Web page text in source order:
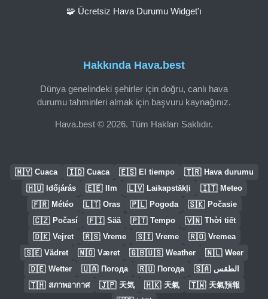
Hakkında Hava.best
Dünya genelindeki şehirler için doğru, canlı hava
durumu tahminleri almak için başvuru kaynağınız.
Hava.best © 2026. Tüm Hakları Saklıdır.
🧩 Ücretsiz Hava Durumu Widget'ı
🇲🇾 Cuaca 🇮🇩 Cuaca 🇪🇸 El tiempo 🇹🇷 Hava durumu
🇭🇺 Időjárás 🇪🇪 Ilm 🇱🇻 Laikapstākļi 🇮🇹 Meteo
🇫🇷 Météo 🇱🇹 Oras 🇵🇱 Pogoda 🇸🇰 Počasie
🇨🇿 Počasí 🇫🇮 Sää 🇵🇹 Tempo 🇻🇳 Thời tiết
🇩🇰 Vejret 🇷🇸 Vreme 🇸🇮 Vreme 🇷🇴 Vremea
🇸🇪 Vädret 🇳🇴 Været 🇬🇧🇺🇸 Weather 🇳🇱 Weer
🇩🇪 Wetter 🇺🇦 Погода 🇷🇺 Погода 🇸🇦 الطقس
🇹🇭 สภาพอากาศ 🇯🇵 天気 🇭🇰 天氣 🇹🇼 天氣預報